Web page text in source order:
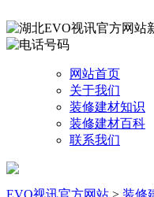
网站首页
关于我们
装修建材知识
装修建材百科
联系我们
EVO视讯官方网站 > 装修